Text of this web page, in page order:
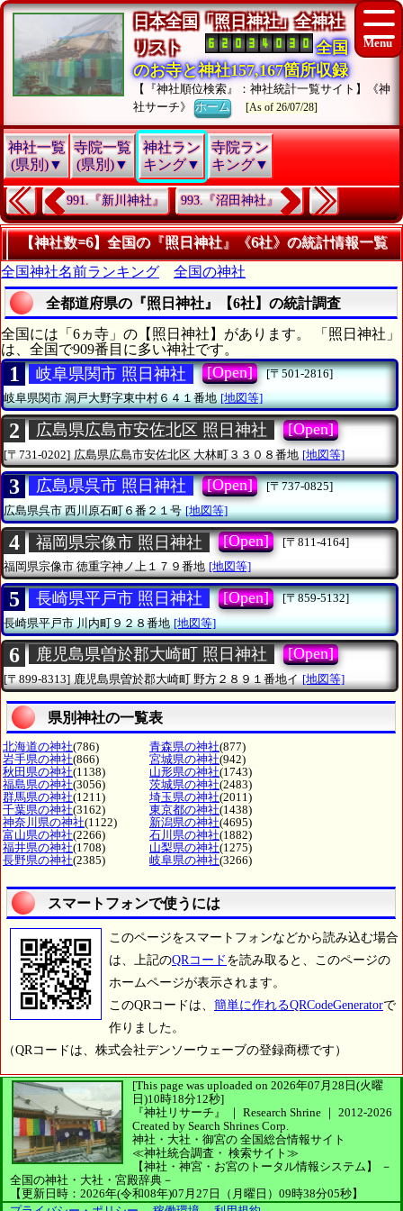
日本全国「照日神社」全神社
リスト
全国
のお寺と神社157,167箇所収録
【『神社順位検索』：神社統計一覧サイト】《神
社サーチ》ホーム [As of 26/07/28]
神社一覧
(県別)▼
寺院一覧
(県別)▼
神社ラン
キング▼
寺院ラン
キング▼
991.『新川神社』 993.『沼田神社』
【神社数=6】全国の『照日神社』《6社》の統計情報一覧
全国神社名前ランキング
全国の神社
全都道府県の『照日神社』【6社】の統計調査
全国には「6ヵ寺」の【照日神社】があります。 「照日神社」
は、全国で909番目に多い神社です。
1 岐阜県関市 照日神社 [Open]
[〒501-2816]
岐阜県関市洞戸大野字東中村６４１番地 [地図等]
2 広島県広島市安佐北区 照日神社 [Open]
[〒731-0202] 広島県広島市安佐北区 大林町３３０８番地 [地図等]
3 広島県呉市 照日神社 [Open]
[〒737-0825]
広島県呉市西川原石町６番２１号 [地図等]
4 福岡県宗像市 照日神社 [Open]
[〒811-4164]
福岡県宗像市徳重字神ノ上１７９番地 [地図等]
5 長崎県平戸市 照日神社 [Open]
[〒859-5132]
長崎県平戸市川内町９２８番地 [地図等]
6 鹿児島県曽於郡大崎町 照日神社 [Open]
[〒899-8313] 鹿児島県曽於郡大崎町 野方２８９１番地イ [地図等]
県別神社の一覧表
北海道の神社(786) 青森県の神社(877)
岩手県の神社(866) 宮城県の神社(942)
秋田県の神社(1138) 山形県の神社(1743)
福島県の神社(3056) 茨城県の神社(2483)
群馬県の神社(1211) 埼玉県の神社(2011)
千葉県の神社(3162) 東京都の神社(1438)
神奈川県の神社(1122) 新潟県の神社(4695)
富山県の神社(2266) 石川県の神社(1882)
福井県の神社(1708) 山梨県の神社(1275)
長野県の神社(2385) 岐阜県の神社(3266)
スマートフォンで使うには
このページをスマートフォンなどから読み込む場合
は、上記のQRコード を読み取ると、このページの
ホームページが表示されます。
このQRコードは、 簡単に作れるQRCodeGeneratorで
作りました。
（QRコードは、株式会社デンソーウェーブの登録商標です）
[This page was uploaded on 2026年07月28日(火曜
日)10時18分12秒]
『神社リサーチ』 ｜ Research Shrine ｜ 2012-2026
Created by Search Shrines Corp.
神社・大社・御宮の 全国総合情報サイト
≪神社統合調査・ 検索サイト≫
【神社・神宮・お宮のトータル情報システム】
－
全国の神社・大社・宮殿辞典－
【更新日時：2026年(令和08年)07月27日（月曜日）09時38分05秒】